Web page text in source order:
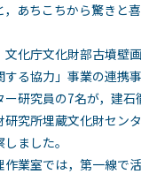
あちこちから驚きと
文化庁文化財部古墳壁
る協力」事業の連携
研究員の7名が，建
研究所埋蔵文化財セン
ました。
作業室では，第一線で